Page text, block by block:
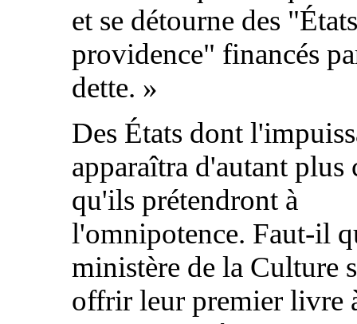
et se détourne des "États
providence" financés
dette. »
Des États dont
apparaîtra d'autant plus
qu'ils prétendront à
l'omnipotence. Faut-il
ministère de la Culture
offrir leur premier livre